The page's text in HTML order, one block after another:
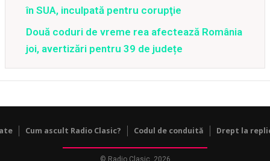
în SUA, inculpată pentru corupţie
Două coduri de vreme rea afectează România
joi, avertizări pentru 39 de județe
Cum ascult Radio Clasic? Codul de conduită Drept la
© Radio Clasic, 2026